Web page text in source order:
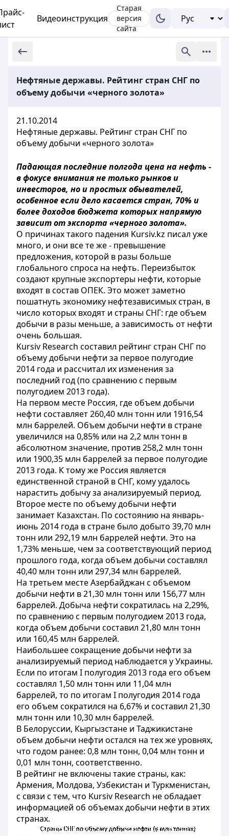
Видеоинструкция
Старая
версия
сайта
Нефтяные державы. Рейтинг стран СНГ по
объему добычи «черного золота»
21.10.2014
Нефтяные державы. Рейтинг стран СНГ по
объему добычи «черного золота»
Падающая последние полгода цена на нефть -
в фокусе внимания не только рынков и
инвесторов, но и простых обывателей,
особенное если дело касается стран, 70% и
более доходов бюджета которых напрямую
зависит от экспорта «черного золота».
О причинах такого падения Kursiv.kz писал уже
много, и они все те же - превышение
предложения, которой в разы больше
глобального спроса на нефть. Переизбыток
создают крупные экспортеры нефти, которые
входят в состав ОПЕК. Это может заметно
пошатнуть экономику нефтезависимых стран, в
число которых входят и страны СНГ: где объем
добычи в разы меньше, а зависимость от нефти
очень большая.
Kursiv Research составил рейтинг стран СНГ по
объему добычи нефти за первое полугодие
2014 года и рассчитал их изменения за
последний год (по сравнению с первым
полугодием 2013 года).
На первом месте Россия, где объем добычи
нефти составляет 260,40 млн тонн или 1916,54
млн баррелей. Объем добычи нефти в стране
увеличился на 0,85% или на 2,2 млн тонн в
абсолютном значение, против 258,2 млн тонн
или 1900,35 млн баррелей за первое полугодие
2013 года. К тому же Россия является
единственной страной в СНГ, кому удалось
нарастить добычу за анализируемый период.
Второе месте по объему добычи нефти
занимает Казахстан. По состоянию на январь-
июнь 2014 года в стране было добыто 39,70 млн
тонн или 292,19 млн баррелей нефти. Это на
1,73% меньше, чем за соответствующий период
прошлого года, когда объем добычи составлял
40,40 млн тонн или 297,34 млн баррелей.
На третьем месте Азербайджан с объемом
добычи нефти в 21,30 млн тонн или 156,77 млн
баррелей. Добыча нефти сократилась на 2,29%,
по сравнению с первым полугодием 2013 года,
когда объем добычи составил 21,80 млн тонн
или 160,45 млн баррелей.
Наибольшее сокращение добычи нефти за
анализируемый период наблюдается у Украины.
Если по итогам I полугодия 2013 года его объем
составлял 1,50 млн тонн или 11,04 млн
баррелей, то по итогам I полугодия 2014 года
его объем сократился на 6,67% и составил 21,30
млн тонн или 10,30 млн баррелей.
В Белоруссии, Кыргызстане и Таджикистане
объем добычи нефти остался на тех же уровнях,
что годом ранее: 0,8 млн тонн, 0,04 млн тонн и
0,01 млн тонн, соответственно.
В рейтинг не включены такие страны, как:
Армения, Молдова, Узбекистан и Туркменистан,
с связи с тем, что Kursiv Research не обладает
информацией об объемах добычи нефти в этих
странах.